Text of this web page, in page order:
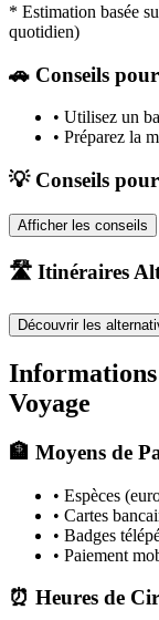
* Estimation basée
quotidien)
🚗 Conseils
• Utilisez un
• Préparez la
💡 Conseils
Afficher les conseils
🛣️ Itinéraires
Découvrir les
Voyage
🏦 Moyens de
• Espèces
• Cartes
• Badges
• Paiement
⏰ Heures de